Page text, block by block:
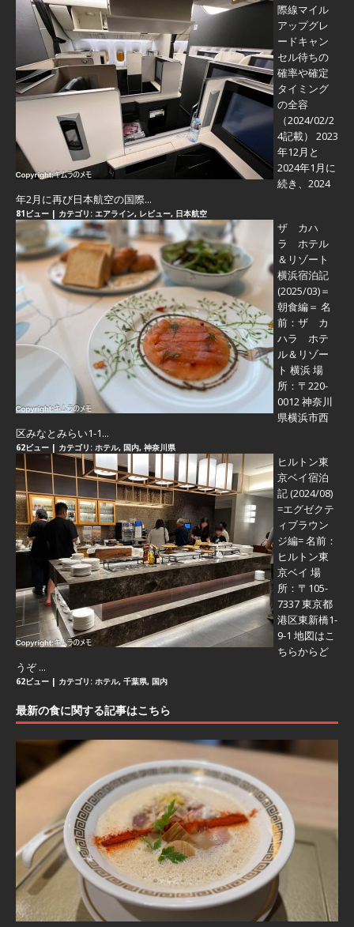
際線マイル
アップグレ
ードキャン
セル待ちの
確率や確定
タイミング
の全容
（2024/02/2
4記載） 2023
年12月と
2024年1月に
続き、2024
年2月に再び日本航空の国際...
81ビュー | カテゴリ: エアライン, レビュー, 日本航空
ザ カハ
ラ ホテル
＆リゾート
横浜宿泊記
(2025/03)＝
朝食編＝ 名
前：ザ カ
ハラ ホテ
ル＆リゾー
ト 横浜 場
所：〒220-
0012 神奈川
県横浜市西
区みなとみらい1-1...
62ビュー | カテゴリ: ホテル, 国内, 神奈川県
ヒルトン東
京ベイ宿泊
記 (2024/08)
=エグゼクテ
ィブラウン
ジ編=名前：
ヒルトン東
京ベイ 場
所：〒105-
7337 東京都
港区東新橋1-
9-1 地図はこ
ちらからど
うぞ ...
62ビュー | カテゴリ: ホテル, 千葉県, 国内
最新の食に関する記事はこちら